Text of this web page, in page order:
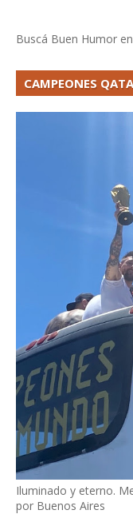
Buscá Buen Humor
CAMPEONES
Iluminado y eterno.
por Buenos Aires